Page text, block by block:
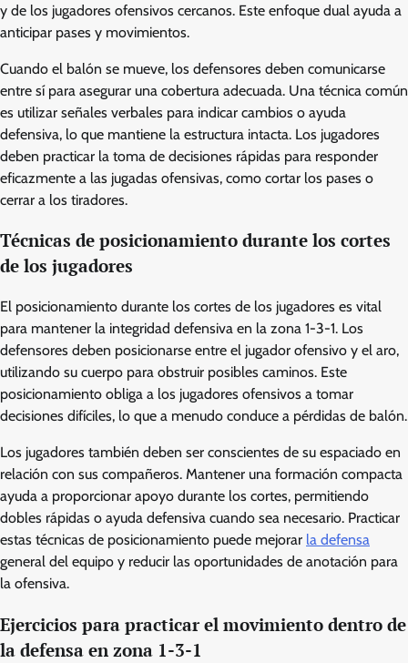
y de los jugadores ofensivos cercanos. Este enfoque dual ayuda a
anticipar pases y movimientos.
Cuando el balón se mueve, los defensores deben comunicarse
entre sí para asegurar una cobertura adecuada. Una técnica común
es utilizar señales verbales para indicar cambios o ayuda
defensiva, lo que mantiene la estructura intacta. Los jugadores
deben practicar la toma de decisiones rápidas para responder
eficazmente a las jugadas ofensivas, como cortar los pases o
cerrar a los tiradores.
Técnicas de posicionamiento durante los cortes
de los jugadores
El posicionamiento durante los cortes de los jugadores es vital
para mantener la integridad defensiva en la zona 1-3-1. Los
defensores deben posicionarse entre el jugador ofensivo y el aro,
utilizando su cuerpo para obstruir posibles caminos. Este
posicionamiento obliga a los jugadores ofensivos a tomar
decisiones difíciles, lo que a menudo conduce a pérdidas de balón.
Los jugadores también deben ser conscientes de su espaciado en
relación con sus compañeros. Mantener una formación compacta
ayuda a proporcionar apoyo durante los cortes, permitiendo
dobles rápidas o ayuda defensiva cuando sea necesario. Practicar
estas técnicas de posicionamiento puede mejorar la defensa
general del equipo y reducir las oportunidades de anotación para
la ofensiva.
Ejercicios para practicar el movimiento dentro de
la defensa en zona 1-3-1